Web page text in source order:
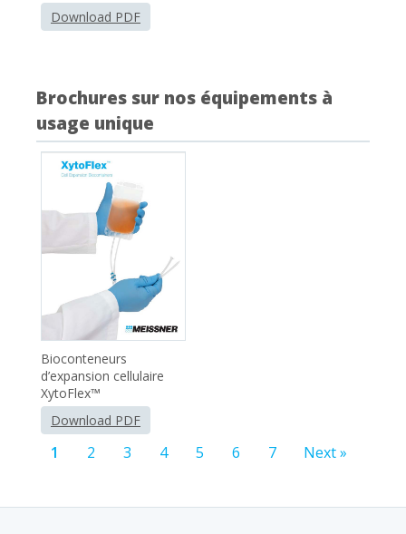
Download PDF
Brochures sur nos équipements à
usage unique
Bioconteneurs
d’expansion cellulaire
XytoFlex™
Download PDF
1 2 3 4 5 6 7 Next »